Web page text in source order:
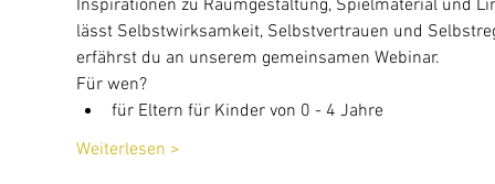
Inspirationen zu Raumgestaltung, Spielmaterial und
lässt Selbstwirksamkeit, Selbstvertrauen und
erfährst du an unserem gemeinsamen Webinar.
Für wen?
für Eltern für Kinder von 0 - 4 Jahre
Weiterlesen >